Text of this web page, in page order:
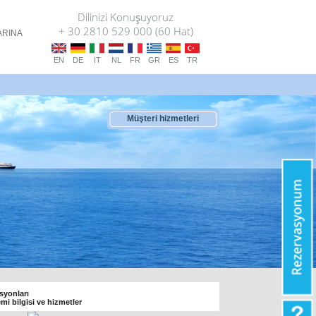
Dilinizi Konuşuyoruz
+ 30 2810 529 000 (60 Hat)
EN DE IT NL FR GR ES TR
Müşteri hizmetleri
bilgisi ve hizmetler